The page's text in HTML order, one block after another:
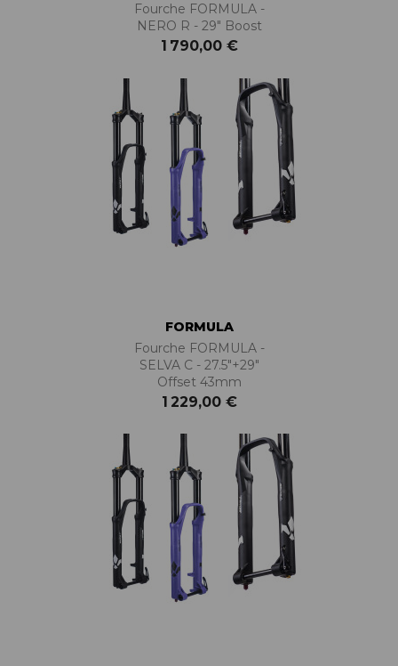
Fourche FORMULA -
NERO R - 29" Boost
1 790,00 €
FORMULA
Fourche FORMULA -
SELVA C - 27.5"+29"
Offset 43mm
1 229,00 €